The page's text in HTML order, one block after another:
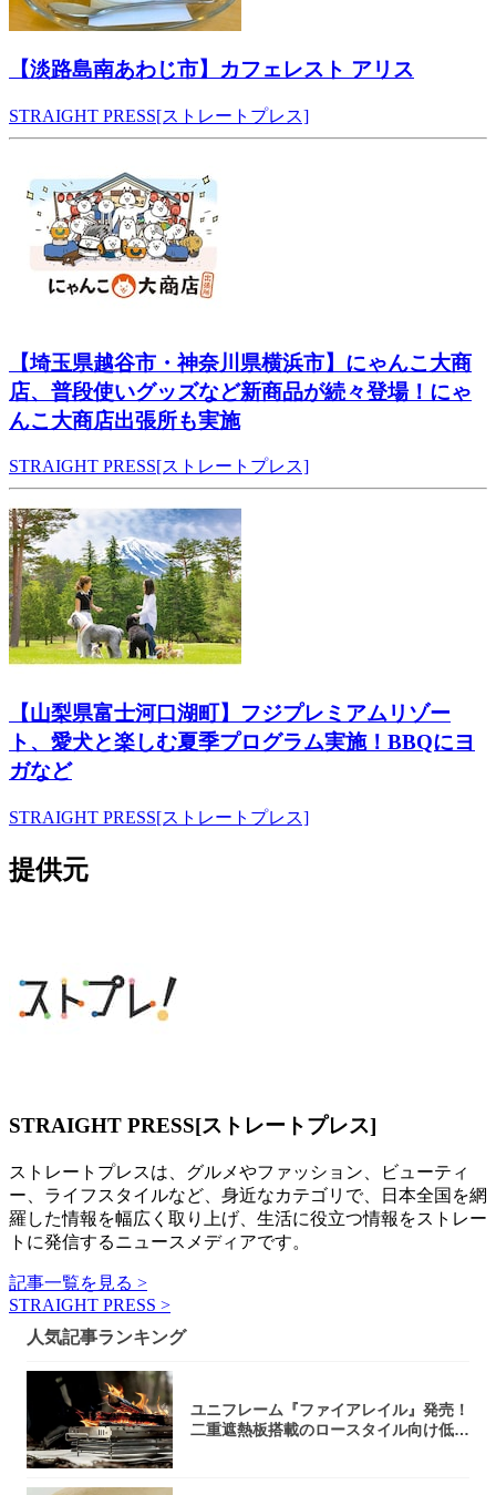
【淡路島南あわじ市】カフェレスト アリス
STRAIGHT PRESS[ストレートプレス]
【埼玉県越谷市・神奈川県横浜市】にゃんこ大商
店、普段使いグッズなど新商品が続々登場！にゃ
んこ大商店出張所も実施
STRAIGHT PRESS[ストレートプレス]
【山梨県富士河口湖町】フジプレミアムリゾー
ト、愛犬と楽しむ夏季プログラム実施！BBQにヨ
ガなど
STRAIGHT PRESS[ストレートプレス]
提供元
STRAIGHT PRESS[ストレートプレス]
ストレートプレスは、グルメやファッション、ビューティ
ー、ライフスタイルなど、身近なカテゴリで、日本全国を網
羅した情報を幅広く取り上げ、生活に役立つ情報をストレー
トに発信するニュースメディアです。
記事一覧を見る >
STRAIGHT PRESS >
人気記事ランキング
ユニフレーム『ファイアレイル』発売！
二重遮熱板搭載のロースタイル向け低型